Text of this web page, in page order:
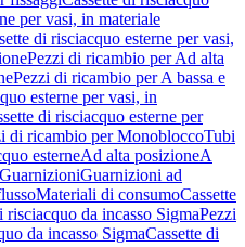
per vasi, in materiale
di risciacquo esterne per vasi,
Pezzi di ricambio per Ad alta
Pezzi di ricambio per A bassa e
esterne per vasi, in
di risciacquo esterne per
di ricambio per MonobloccoTubi
esterneAd alta posizioneA
GuarnizioniGuarnizioni ad
Materiali di consumoCassette
risciacquo da incasso SigmaPezzi
da incasso SigmaCassette di